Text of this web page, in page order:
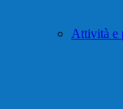
Attività e